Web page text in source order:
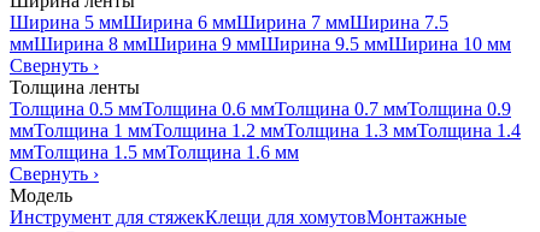
Ширина 5 ммШирина 6 ммШирина 7 ммШирина 7.5
ммШирина 8 ммШирина 9 ммШирина 9.5 ммШирина 10 мм
Свернуть ›
Толщина ленты
Толщина 0.5 ммТолщина 0.6 ммТолщина 0.7 ммТолщина 0.9
ммТолщина 1 ммТолщина 1.2 ммТолщина 1.3 ммТолщина 1.4
ммТолщина 1.5 ммТолщина 1.6 мм
Свернуть ›
Модель
Инструмент для стяжекКлещи для хомутовМонтажные